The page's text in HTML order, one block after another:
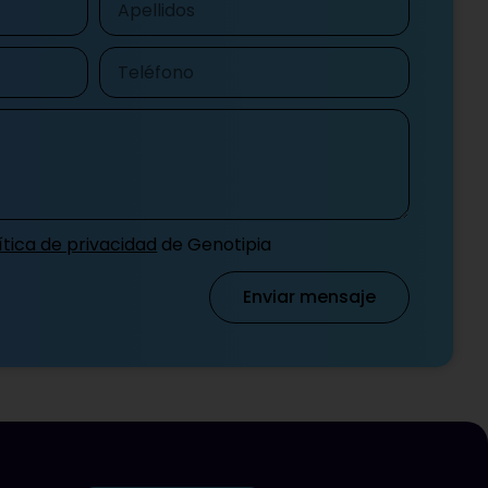
Teléfono
de privacidad de Genotipia
Enviar mensaje